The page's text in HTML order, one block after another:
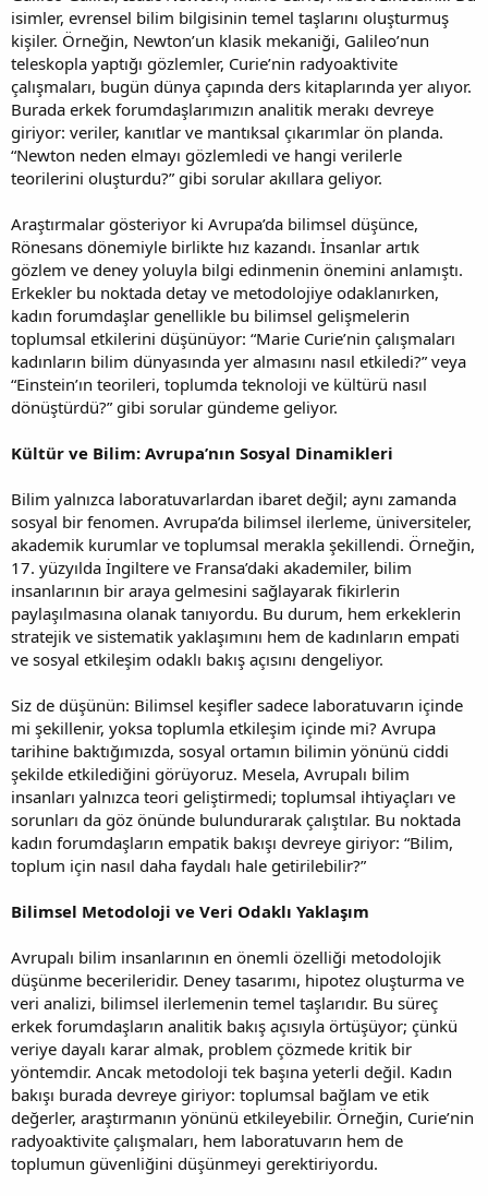
isimler, evrensel bilim bilgisinin temel taşlarını oluşturmuş
kişiler. Örneğin, Newton’un klasik mekaniği, Galileo’nun
teleskopla yaptığı gözlemler, Curie’nin radyoaktivite
çalışmaları, bugün dünya çapında ders kitaplarında yer alıyor.
Burada erkek forumdaşlarımızın analitik merakı devreye
giriyor: veriler, kanıtlar ve mantıksal çıkarımlar ön planda.
“Newton neden elmayı gözlemledi ve hangi verilerle
teorilerini oluşturdu?” gibi sorular akıllara geliyor.
Araştırmalar gösteriyor ki Avrupa’da bilimsel düşünce,
Rönesans dönemiyle birlikte hız kazandı. İnsanlar artık
gözlem ve deney yoluyla bilgi edinmenin önemini anlamıştı.
Erkekler bu noktada detay ve metodolojiye odaklanırken,
kadın forumdaşlar genellikle bu bilimsel gelişmelerin
toplumsal etkilerini düşünüyor: “Marie Curie’nin çalışmaları
kadınların bilim dünyasında yer almasını nasıl etkiledi?” veya
“Einstein’ın teorileri, toplumda teknoloji ve kültürü nasıl
dönüştürdü?” gibi sorular gündeme geliyor.
Kültür ve Bilim: Avrupa’nın Sosyal Dinamikleri
Bilim yalnızca laboratuvarlardan ibaret değil; aynı zamanda
sosyal bir fenomen. Avrupa’da bilimsel ilerleme, üniversiteler,
akademik kurumlar ve toplumsal merakla şekillendi. Örneğin,
17. yüzyılda İngiltere ve Fransa’daki akademiler, bilim
insanlarının bir araya gelmesini sağlayarak fikirlerin
paylaşılmasına olanak tanıyordu. Bu durum, hem erkeklerin
stratejik ve sistematik yaklaşımını hem de kadınların empati
ve sosyal etkileşim odaklı bakış açısını dengeliyor.
Siz de düşünün: Bilimsel keşifler sadece laboratuvarın içinde
mi şekillenir, yoksa toplumla etkileşim içinde mi? Avrupa
tarihine baktığımızda, sosyal ortamın bilimin yönünü ciddi
şekilde etkilediğini görüyoruz. Mesela, Avrupalı bilim
insanları yalnızca teori geliştirmedi; toplumsal ihtiyaçları ve
sorunları da göz önünde bulundurarak çalıştılar. Bu noktada
kadın forumdaşların empatik bakışı devreye giriyor: “Bilim,
toplum için nasıl daha faydalı hale getirilebilir?”
Bilimsel Metodoloji ve Veri Odaklı Yaklaşım
Avrupalı bilim insanlarının en önemli özelliği metodolojik
düşünme becerileridir. Deney tasarımı, hipotez oluşturma ve
veri analizi, bilimsel ilerlemenin temel taşlarıdır. Bu süreç
erkek forumdaşların analitik bakış açısıyla örtüşüyor; çünkü
veriye dayalı karar almak, problem çözmede kritik bir
yöntemdir. Ancak metodoloji tek başına yeterli değil. Kadın
bakışı burada devreye giriyor: toplumsal bağlam ve etik
değerler, araştırmanın yönünü etkileyebilir. Örneğin, Curie’nin
radyoaktivite çalışmaları, hem laboratuvarın hem de
toplumun güvenliğini düşünmeyi gerektiriyordu.